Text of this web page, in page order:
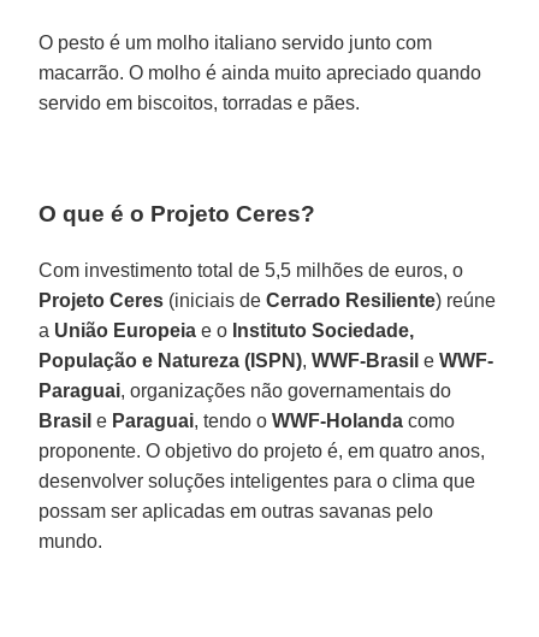
O pesto é um molho italiano servido junto com
macarrão. O molho é ainda muito apreciado quando
servido em biscoitos, torradas e pães.
O que é o Projeto Ceres?
Com investimento total de 5,5 milhões de euros, o
Projeto Ceres (iniciais deCerrado Resiliente) reúne
a União Europeia e o Instituto Sociedade,
População e Natureza (ISPN),WWF-Brasil eWWF-
Paraguai, organizações não governamentais do
Brasil e Paraguai, tendo oWWF-Holanda como
proponente. O objetivo do projeto é, em quatro anos,
desenvolver soluções inteligentes para o clima que
possam ser aplicadas em outras savanas pelo
mundo.